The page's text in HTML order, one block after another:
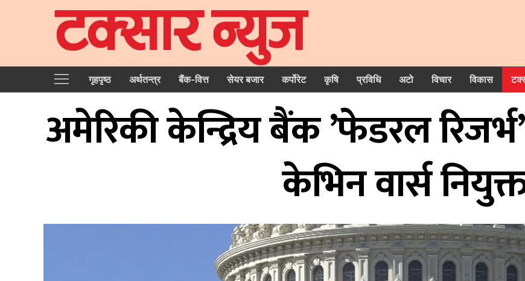
गृहपृष्‍ठ अर्थतन्त्र बैंक-वित्त सेयर बजार कर्पोरेट कृषि प्रविधि अटो विचार विकास
अमेरिकी केन्द्रिय बैंक ’फेडरल
केभिन वार्स